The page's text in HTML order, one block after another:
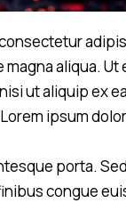
aliqua. Ut
ut aliquip ex
ipsum
porta.
congue